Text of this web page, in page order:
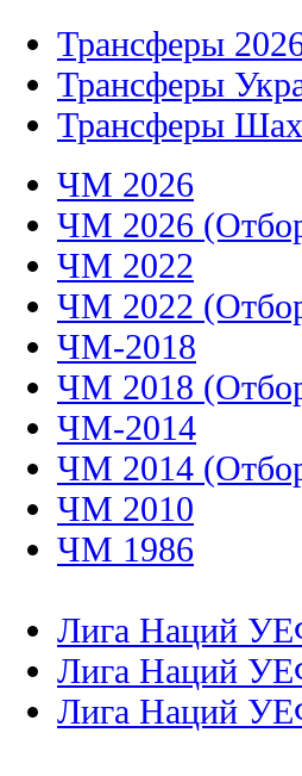
Трансферы
Трансферы
Трансферы
ЧМ 2026
ЧМ 2026
ЧМ 2022
ЧМ 2022
ЧМ-2018
ЧМ 2018
ЧМ-2014
ЧМ 2014
ЧМ 2010
ЧМ 1986
Лига Наций
Лига Наций
Лига Наций